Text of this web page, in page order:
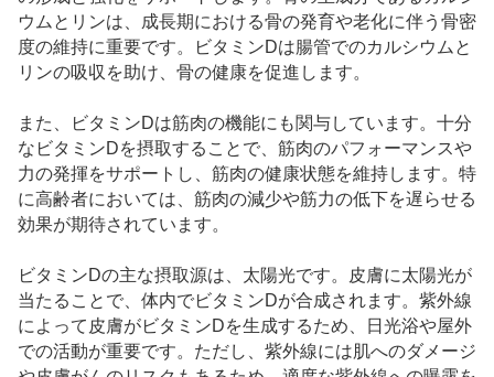
ウムとリンは、成長期における骨の発育や老化に伴う骨密
度の維持に重要です。ビタミンDは腸管でのカルシウムと
リンの吸収を助け、骨の健康を促進します。
また、ビタミンDは筋肉の機能にも関与しています。十分
なビタミンDを摂取することで、筋肉のパフォーマンスや
力の発揮をサポートし、筋肉の健康状態を維持します。特
に高齢者においては、筋肉の減少や筋力の低下を遅らせる
効果が期待されています。
ビタミンDの主な摂取源は、太陽光です。皮膚に太陽光が
当たることで、体内でビタミンDが合成されます。紫外線
によって皮膚がビタミンDを生成するため、日光浴や屋外
での活動が重要です。ただし、紫外線には肌へのダメージ